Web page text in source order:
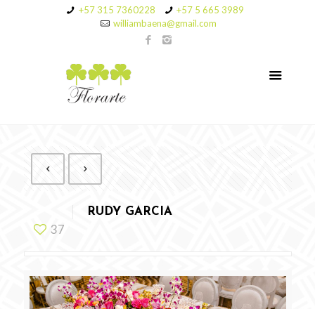
+57 315 7360228
+57 5 665 3989
williambaena@gmail.com
37
RUDY GARCIA